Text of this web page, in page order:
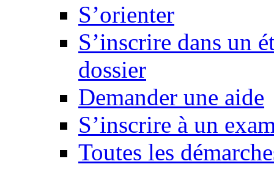
S’orienter
S’inscrire dans un
dossier
Demander une aide
S’inscrire à un
Toutes les